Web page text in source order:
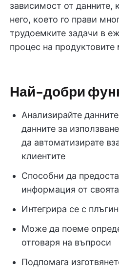
зависимост от данните,
него, което го прави
трудоемките задачи в
процес на
Най-добри
Анализирайте
данните за
да автоматизирате
клиентите
Способни да
информация от
Интегрира се с
Може да поеме
отговаря на въпроси
Подпомага